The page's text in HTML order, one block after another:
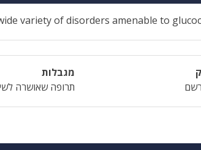
variety of disorders amenable to
מגבלות
תרופה שאושרה